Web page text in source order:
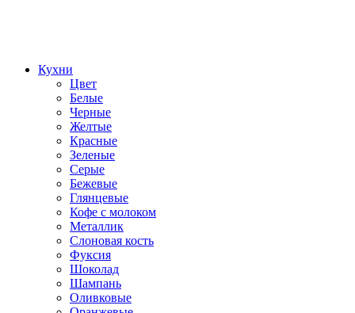
Кухни
Цвет
Белые
Черные
Желтые
Красные
Зеленые
Серые
Бежевые
Глянцевые
Кофе с молоком
Металлик
Слоновая кость
Фуксия
Шоколад
Шампань
Оливковые